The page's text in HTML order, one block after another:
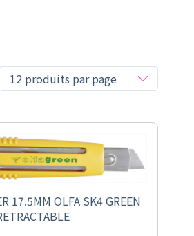
17.5MM OLFA SK4 GREEN